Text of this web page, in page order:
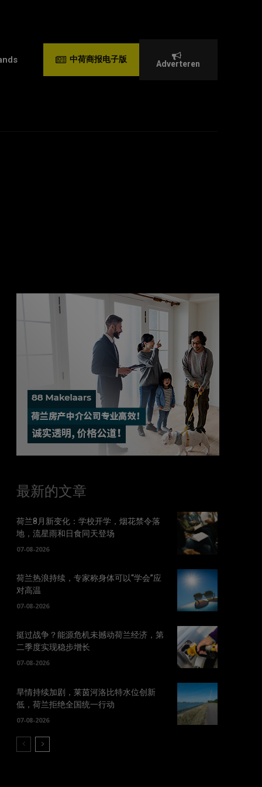
中荷商报电子版 Adverteren
最新的文章
荷兰8月新变化：学校开学，烟花禁令落
地，流星雨和日食同天登场
07-08-2026
荷兰热浪持续，专家称身体可以“学会”应
对高温
07-08-2026
挺过战争？能源危机未撼动荷兰经济，第
二季度实现稳步增长
07-08-2026
旱情持续加剧，莱茵河洛比特水位创新
低，荷兰拒绝全国统一行动
07-08-2026